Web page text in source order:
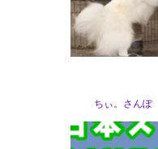
ちぃ。さんぽ